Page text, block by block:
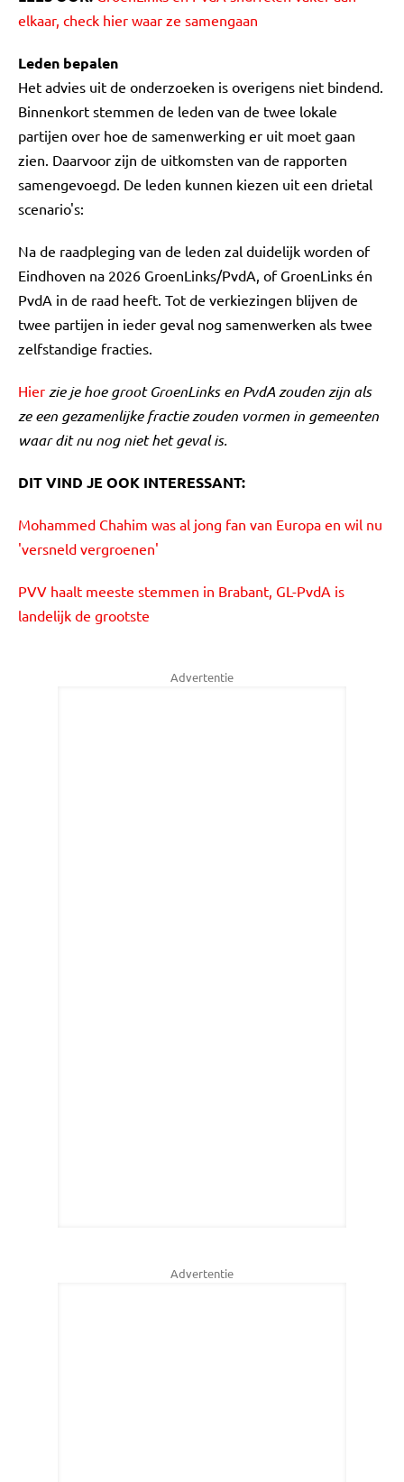
elkaar, check hier waar ze samengaan
Leden bepalen
Het advies uit de onderzoeken is overigens niet bindend.
Binnenkort stemmen de leden van de twee lokale
partijen over hoe de samenwerking er uit moet gaan
zien. Daarvoor zijn de uitkomsten van de rapporten
samengevoegd. De leden kunnen kiezen uit een drietal
scenario's:
Na de raadpleging van de leden zal duidelijk worden of
Eindhoven na 2026 GroenLinks/PvdA, of GroenLinks én
PvdA in de raad heeft. Tot de verkiezingen blijven de
twee partijen in ieder geval nog samenwerken als twee
zelfstandige fracties.
Hier zie je hoe groot GroenLinks en PvdA zouden zijn als
ze een gezamenlijke fractie zouden vormen in gemeenten
waar dit nu nog niet het geval is.
DIT VIND JE OOK INTERESSANT:
Mohammed Chahim was al jong fan van Europa en wil nu
'versneld vergroenen'
PVV haalt meeste stemmen in Brabant, GL-PvdA is
landelijk de grootste
Advertentie
Advertentie